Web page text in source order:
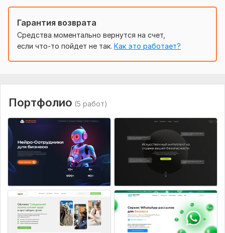
Структура лендинга (минимум 5 блоков) и
Сроки и дополнительные требования.
Чем подробнее заполните, тем быстрее я создам
Уникальность: Уникальный
Инструмент:
Figma
Гарантия возврата
Средства моментально вернутся на счет,
если что-то пойдет не так. Как это работает?
Портфолио (5 работ)